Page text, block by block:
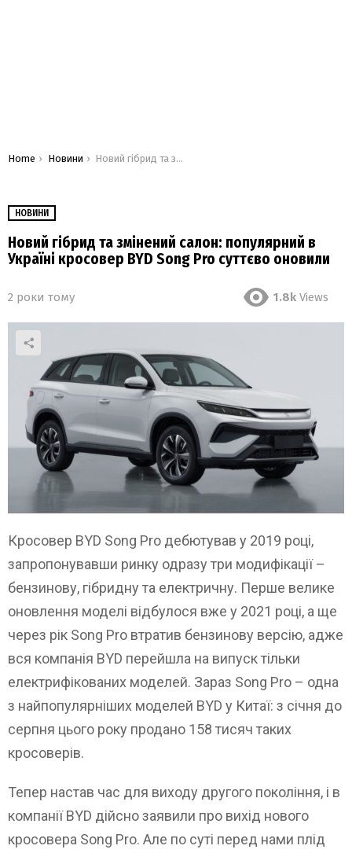
You are here:
Home Новини Новий гібрид та змінений салон: популярний в Україні кросовер BYD Song Pro суттєво оновили
НОВИНИ
Новий гібрид та змінений салон: популярний в
Україні кросовер BYD Song Pro суттєво оновили
2 роки тому 1.8k Views
Кросовер BYD Song Pro дебютував у 2019 році,
запропонувавши ринку одразу три модифікації –
бензинову, гібридну та електричну. Перше велике
оновлення моделі відбулося вже у 2021 році, а ще
через рік Song Pro втратив бензинову версію, адже
вся компанія BYD перейшла на випуск тільки
електрифікованих моделей. Зараз Song Pro – одна
з найпопулярніших моделей BYD у Китаї: з січня до
серпня цього року продано 158 тисяч таких
кросоверів.
Тепер настав час для виходу другого покоління, і в
компанії BYD дійсно заявили про вихід нового
кросовера Song Pro. Але по суті перед нами плід